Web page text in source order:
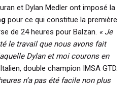
et Dylan Medler ont imposé la
pour ce qui constitue la première
de 24 heures pour Balzan. « Je
le travail que nous avons fait
Dylan et moi courons en
double champion IMSA GTD.
n’a pas été facile non plus